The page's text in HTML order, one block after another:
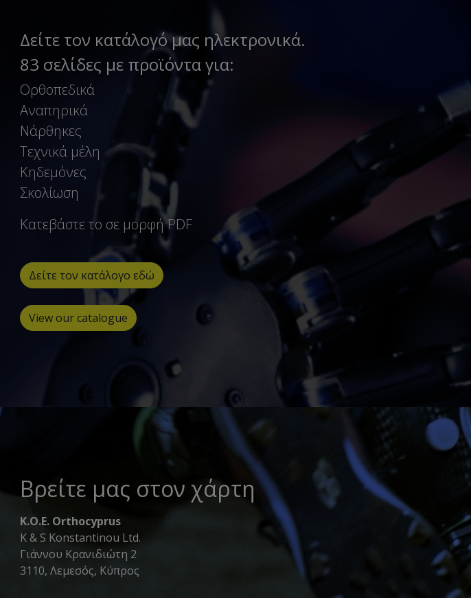
Δείτε τον κατάλογό μας ηλεκτρονικά.
83 σελίδες με προϊόντα για:
Ορθοπεδικά
Αναπηρικά
Νάρθηκες
Τεχνικά μέλη
Κηδεμόνες
Σκολίωση
Κατεβάστε το σε μορφή PDF
Δείτε τον κατάλογο εδώ
View our catalogue
Βρείτε μας στον χάρτη
K.O.E. Orthocyprus
K & S Konstantinou Ltd.
Γιάννου Κρανιδιώτη 2
3110, Λεμεσός, Κύπρος